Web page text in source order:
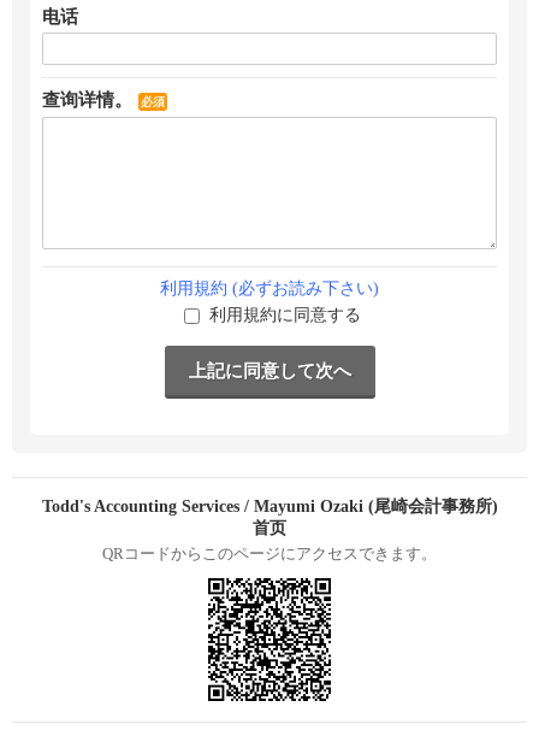
电话
查询详情。 必須
利用規約 (必ずお読み下さい)
利用規約に同意する
Todd's Accounting Services / Mayumi Ozaki (尾崎会計事務所)
首页
QRコードからこのページにアクセスできます。